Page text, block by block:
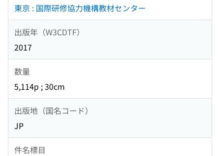
東京 : 国際研修協力機構教材センター
出版年（W3CDTF）
2017
数量
5,114p ; 30cm
出版地（国名コード）
JP
件名標目